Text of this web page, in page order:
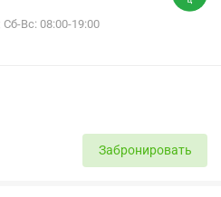
Вс: 08:00-19:00
Забронировать